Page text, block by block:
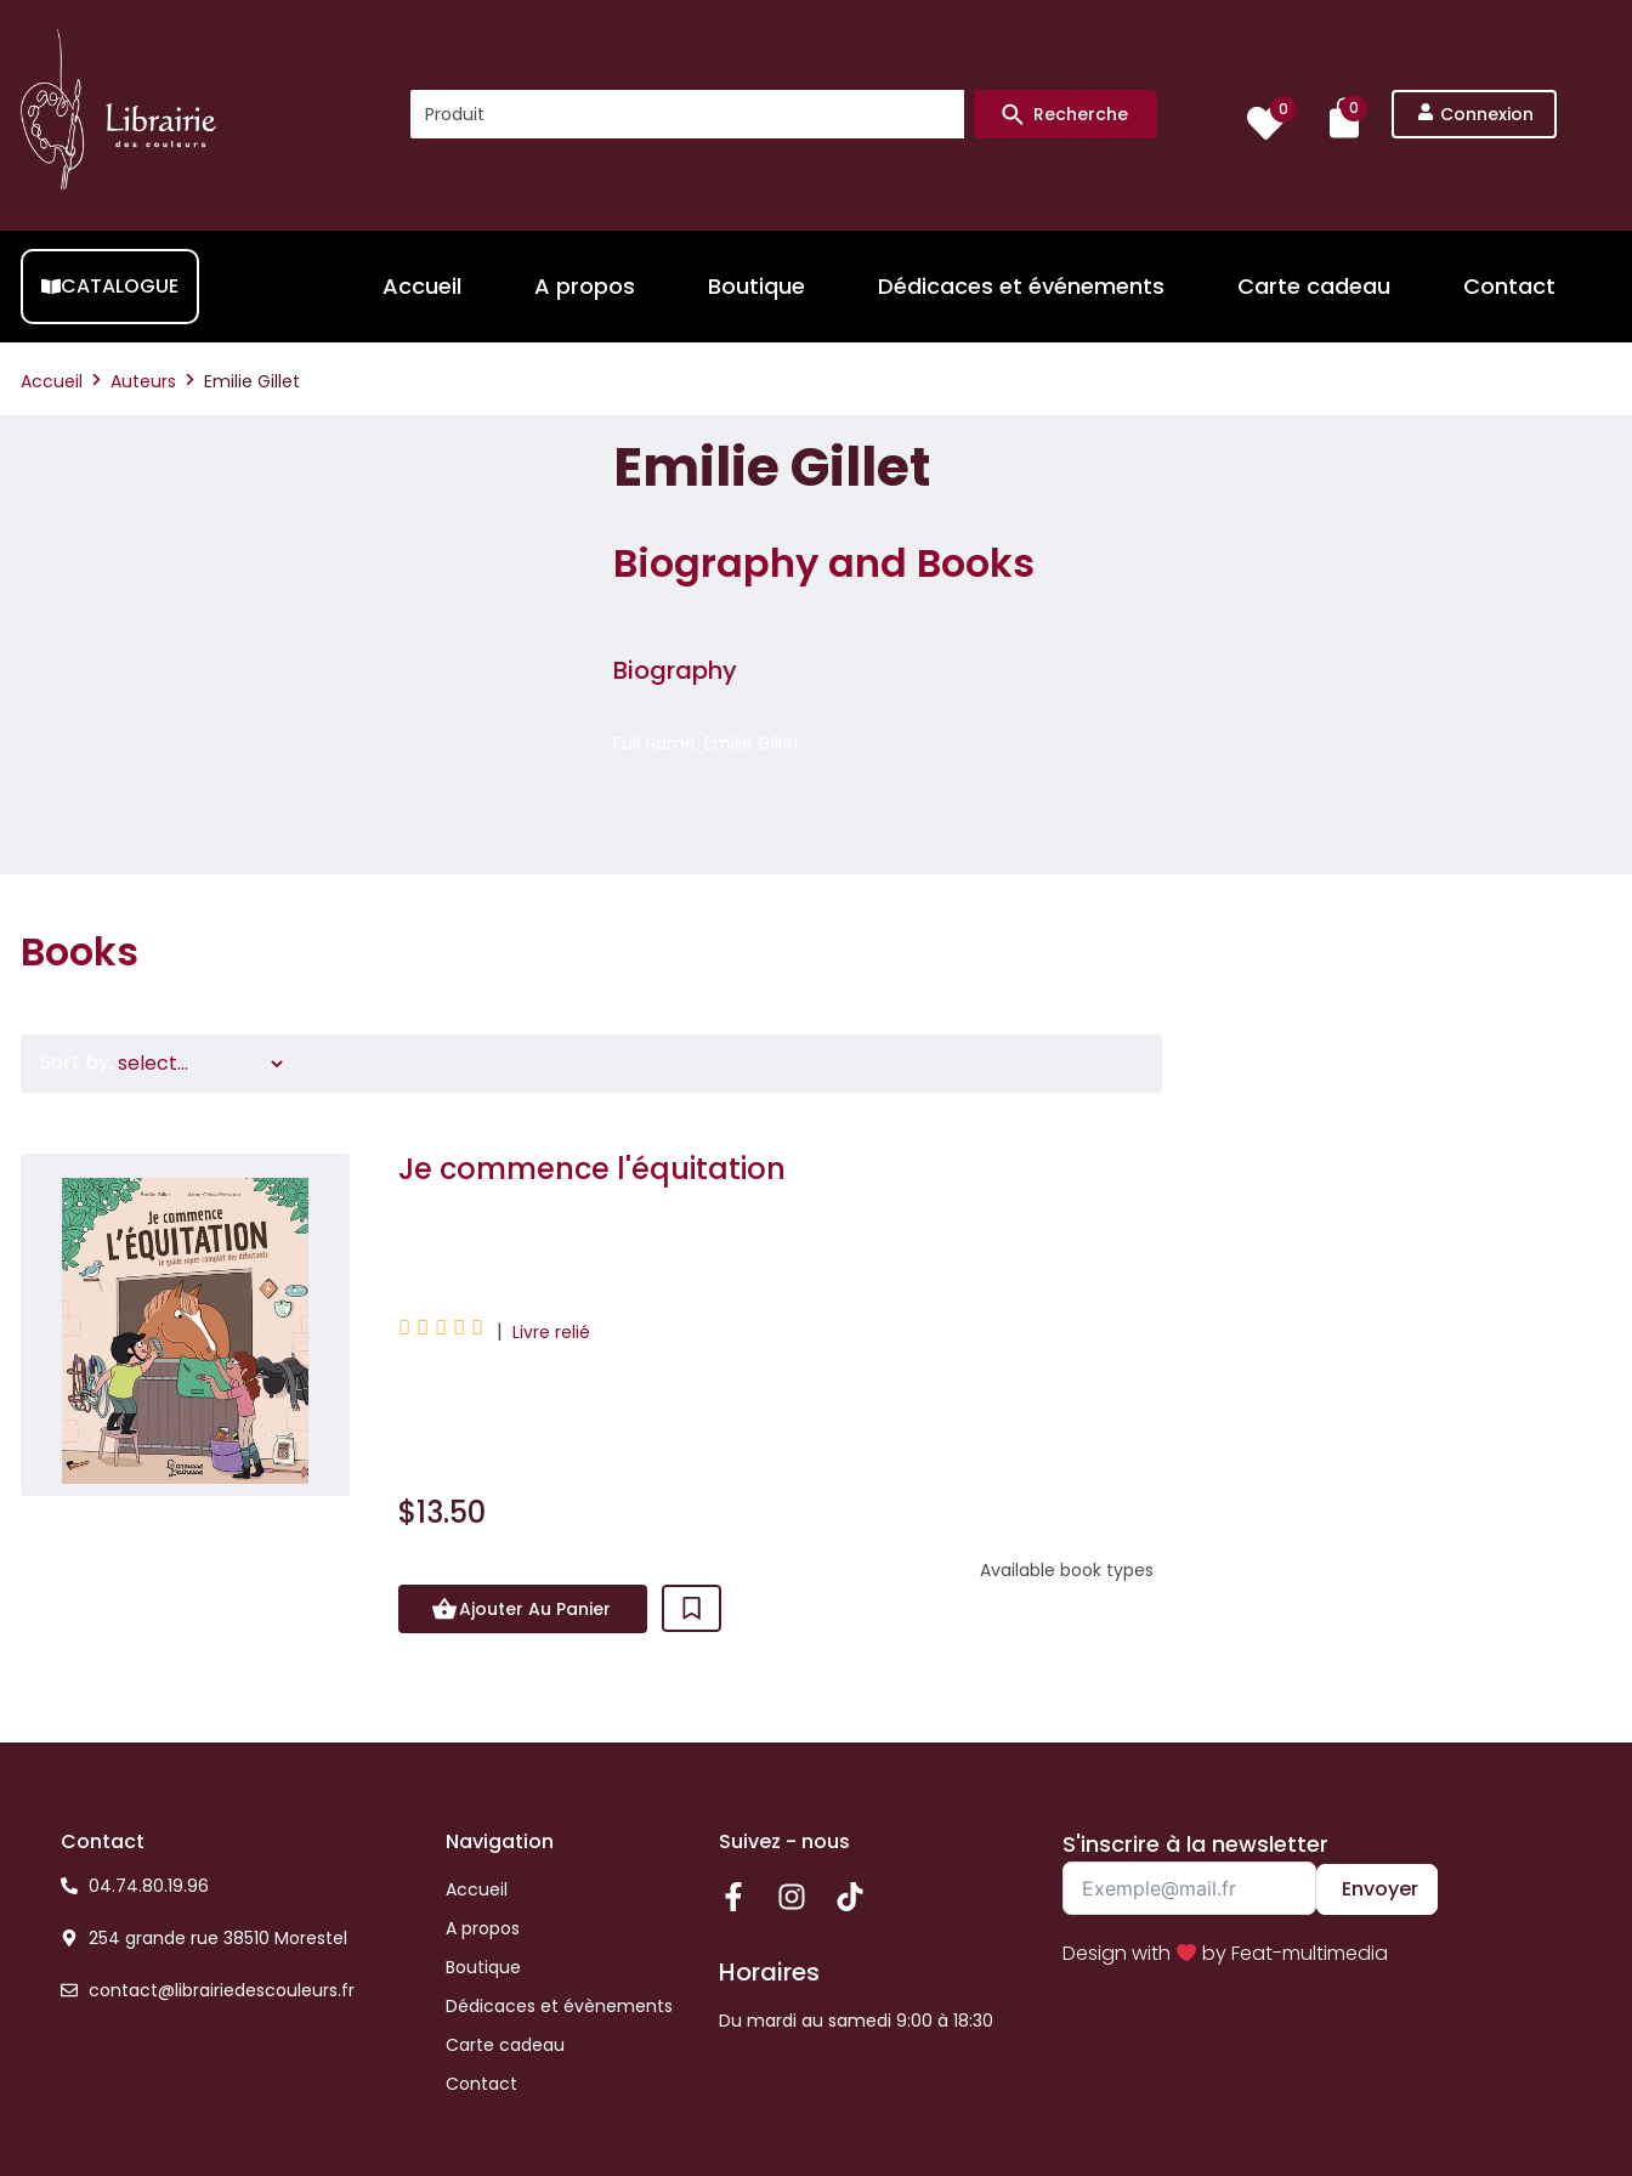
Recherche 0 0 Connexion
CATALOGUE Accueil A propos Boutique Dédicaces et événements Carte cadeau Contact
Accueil Auteurs Emilie Gillet
Emilie Gillet
Biography and Books
Biography
Books
Je commence l'équitation
     | Livre relié
$13.50
Ajouter Au Panier
Available book types
Contact
04.74.80.19.96
254 grande rue 38510 Morestel
contact@librairiedescouleurs.fr
Navigation
Accueil
A propos
Boutique
Dédicaces et évènements
Carte cadeau
Contact
Suivez - nous
Horaires
Du mardi au samedi 9:00 à 18:30
S'inscrire à la newsletter
Envoyer
Design with by Feat-multimedia